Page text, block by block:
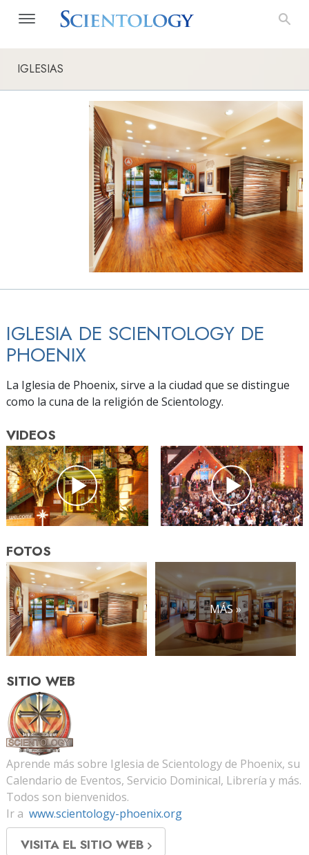
IGLESIAS
IGLESIA DE SCIENTOLOGY DE
PHOENIX
La Iglesia de Phoenix, sirve a la ciudad que se distingue
como la cuna de la religión de Scientology.
VIDEOS
FOTOS
MÁS »
SITIO WEB
Aprende más sobre Iglesia de Scientology de Phoenix, su
Calendario de Eventos, Servicio Dominical, Librería y más.
Todos son bienvenidos.
Ir a www.scientology-phoenix.org
VISITA EL SITIO WEB